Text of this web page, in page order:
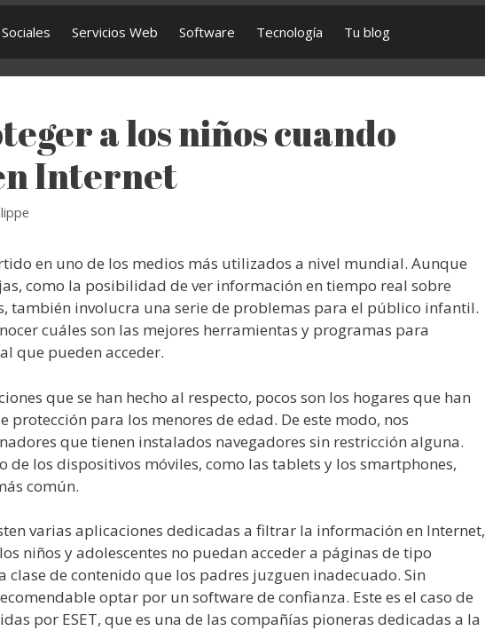
Servicios Web Software Tecnología Tu blog
a los niños cuando
Internet
en uno de los medios más utilizados a nivel mundial. Aunque
como la posibilidad de ver información en tiempo real sobre
también involucra una serie de problemas para el público infantil.
cuáles son las mejores herramientas y programas para
que pueden acceder.
que se han hecho al respecto, pocos son los hogares que han
protección para los menores de edad. De este modo, nos
que tienen instalados navegadores sin restricción alguna.
de los dispositivos móviles, como las tablets y los smartphones,
común.
varias aplicaciones dedicadas a filtrar la información en Internet,
niños y adolescentes no puedan acceder a páginas de tipo
clase de contenido que los padres juzguen inadecuado. Sin
optar por un software de confianza. Este es el caso de
por ESET, que es una de las compañías pioneras dedicadas a la